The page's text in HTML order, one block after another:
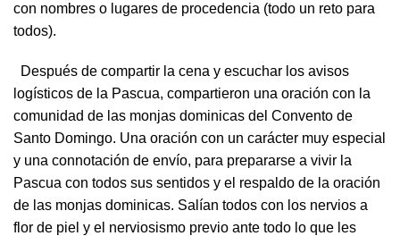
con nombres o lugares de procedencia (todo un reto para
todos).
Después de compartir la cena y escuchar los avisos
logísticos de la Pascua, compartieron una oración con la
comunidad de las monjas dominicas del Convento de
Santo Domingo. Una oración con un carácter muy especial
y una connotación de envío, para prepararse a vivir la
Pascua con todos sus sentidos y el respaldo de la oración
de las monjas dominicas. Salían todos con los nervios a
flor de piel y el nerviosismo previo ante todo lo que les